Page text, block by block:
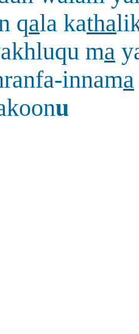
qala katha
ma
innama
u